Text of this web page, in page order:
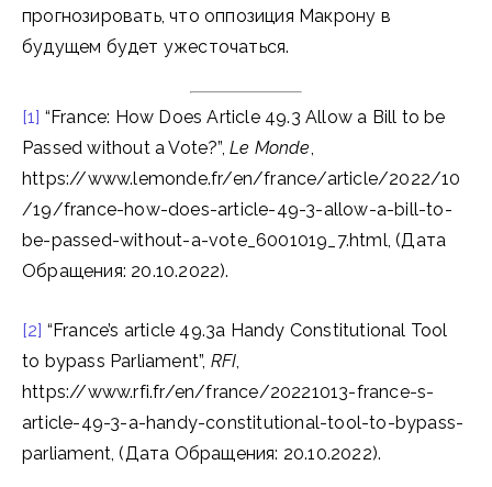
прогнозировать, что оппозиция Макрону в
будущем будет ужесточаться.
[1] “France: How Does Article 49.3 Allow a Bill to be
Passed without a Vote?”, Le Monde,
https://www.lemonde.fr/en/france/article/2022/10
/19/france-how-does-article-49-3-allow-a-bill-to-
be-passed-without-a-vote_6001019_7.html, (Дата
Обращения: 20.10.2022).
[2] “France’s article 49.3a Handy Constitutional Tool
to bypass Parliament”, RFI,
https://www.rfi.fr/en/france/20221013-france-s-
article-49-3-a-handy-constitutional-tool-to-bypass-
parliament, (Дата Обращения: 20.10.2022).